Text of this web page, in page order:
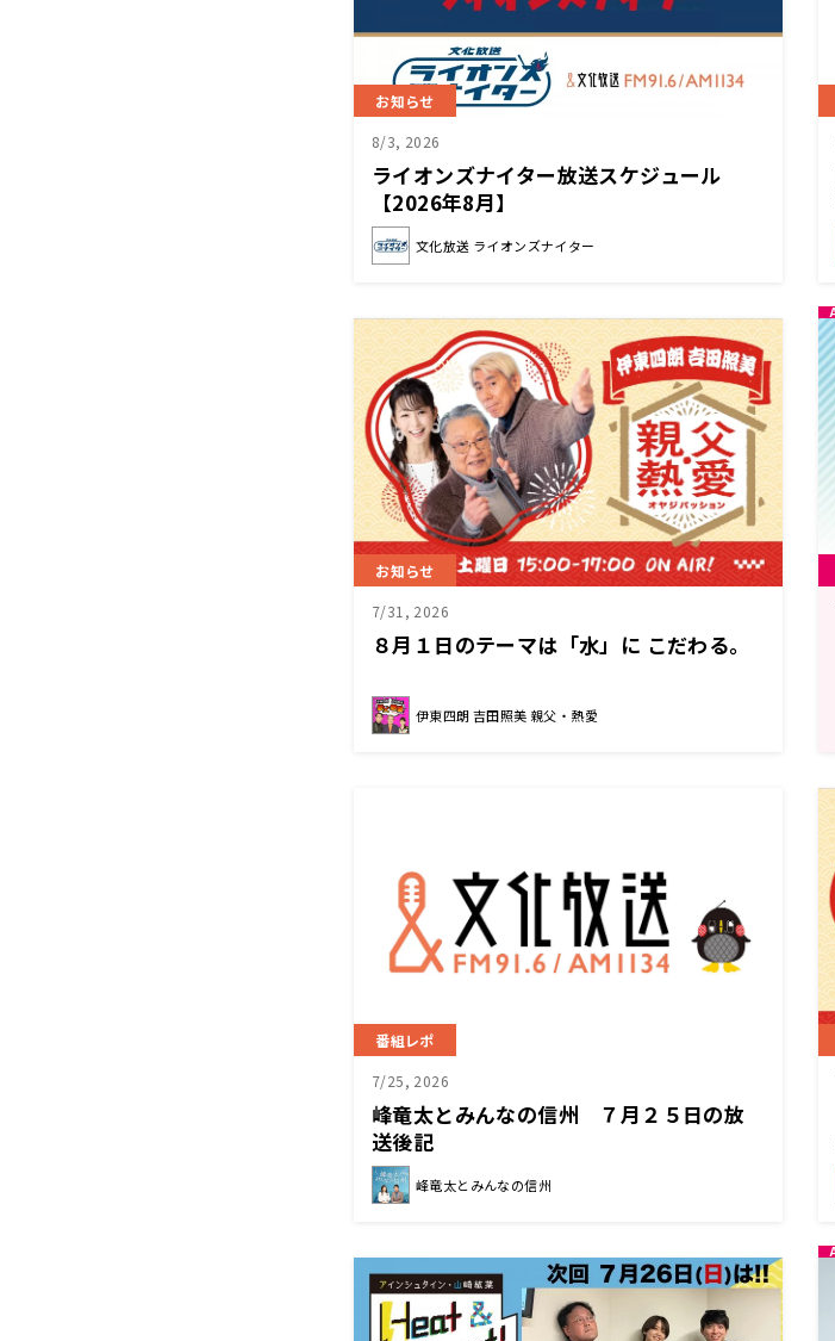
お知らせ
8/3, 2026
ライオンズナイター放送スケジュール
【2026年8月】
文化放送 ライオンズナイター
お知らせ
7/31, 2026
８月１日のテーマは「水」に こだわる。
伊東四朗 吉田照美 親父・熱愛
番組レポ
7/25, 2026
峰竜太とみんなの信州 ７月２５日の放
送後記
峰竜太とみんなの信州